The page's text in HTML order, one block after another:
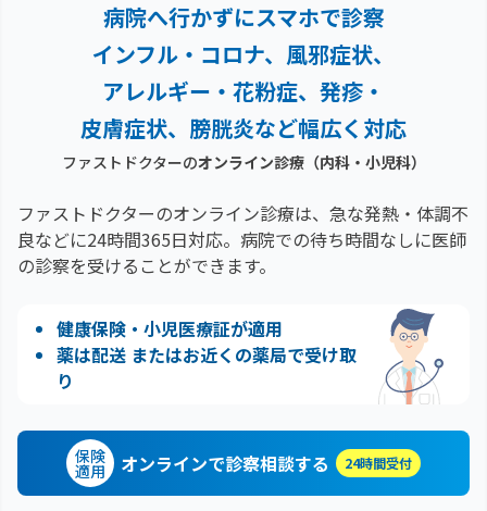
病院へ行かずにスマホで診察
インフル・コロナ、風邪症状、
アレルギー・花粉症、 発疹・
皮膚症状、膀胱炎など幅広く対応
ファストドクターのオンライン診療（内科・小児科）
ファストドクターのオンライン診療は、急な発熱・体調不
良などに24時間365日対応。 病院での待ち時間なしに医師
の診察を受けることができます。
健康保険・小児医療証が適用
薬は配送 またはお近くの薬局で受け取
り
保険
適用 オンラインで診察相談する 24時間受付